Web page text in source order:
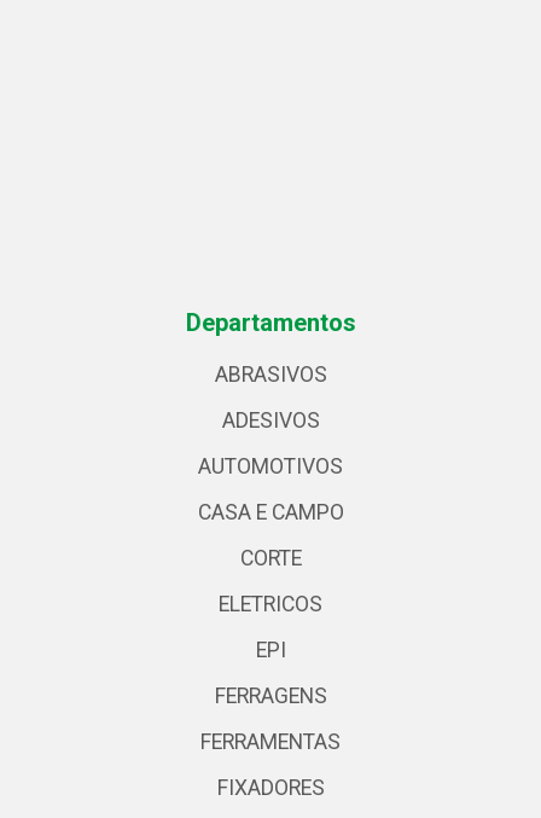
Departamentos
ABRASIVOS
ADESIVOS
AUTOMOTIVOS
CASA E CAMPO
CORTE
ELETRICOS
EPI
FERRAGENS
FERRAMENTAS
FIXADORES